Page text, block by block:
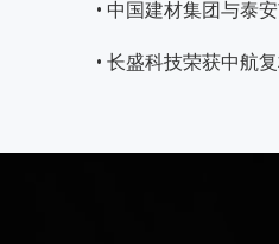
• 中国建材集团与泰
• 长盛科技荣获中航